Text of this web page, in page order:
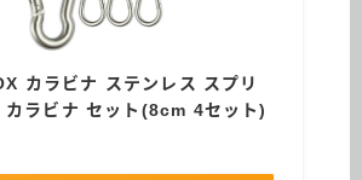
カラビナ ステンレス スプリ
カラビナ セット(8cm 4セット)